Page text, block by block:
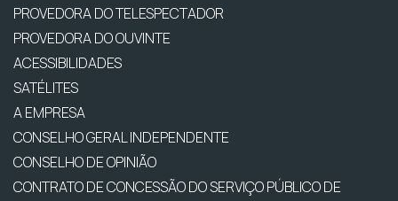
PROVEDORA DO TELESPECTADOR
PROVEDORA DO OUVINTE
ACESSIBILIDADES
SATÉLITES
A EMPRESA
CONSELHO GERAL INDEPENDENTE
CONSELHO DE OPINIÃO
CONTRATO DE CONCESSÃO DO SERVIÇO PÚBLICO DE